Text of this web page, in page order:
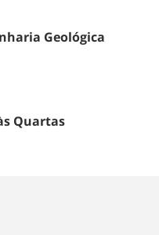
Geológica
Quartas